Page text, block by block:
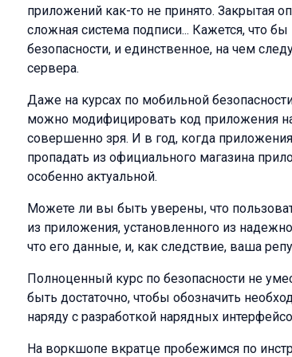
приложений как-то не принято. Закрытая
сложная система подписи... Кажется, что
безопасности, и единственное, на чем
сервера.
Даже на курсах по мобильной
можно модифицировать код приложения
совершенно зря. И в год, когда
пропадать из официального магазина
особенно актуальной.
Можете ли вы быть уверены, что
из приложения, установленного из
что его данные, и, как следствие, ваша
Полноценный курс по безопасности не
быть достаточно, чтобы обозначить
наряду с разработкой нарядных
На воркшопе вкратце пробежимся по